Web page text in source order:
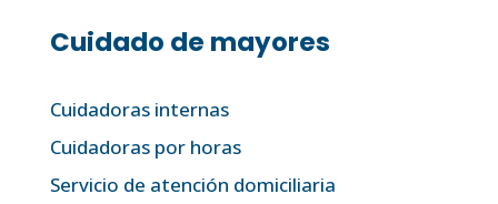
Cuidado de mayores
Cuidadoras internas
Cuidadoras por horas
Servicio de atención domiciliaria